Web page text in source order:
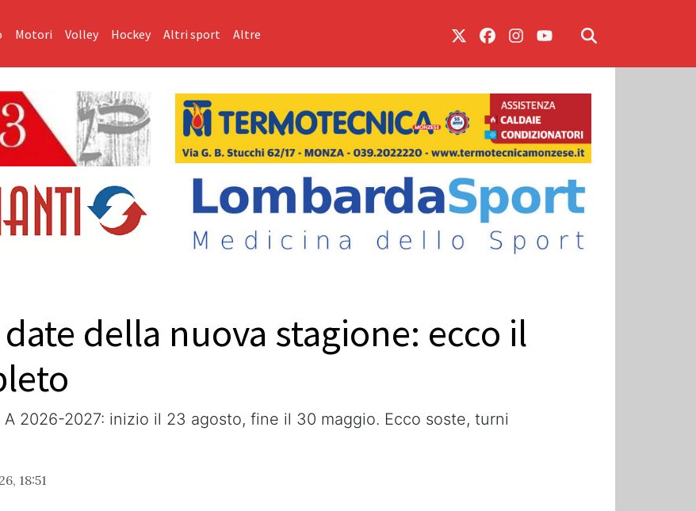
Motori Volley Hockey Altri sport Altre
della nuova stagione: ecco il
2026-2027: inizio il 23 agosto, fine il 30 maggio. Ecco soste, turni
18:51